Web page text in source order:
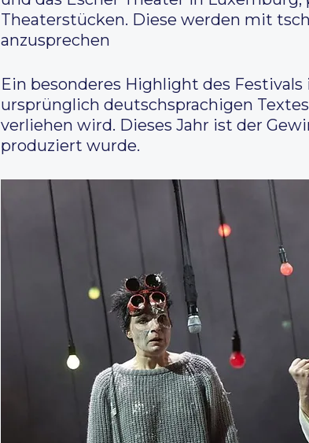
Theaterstücken. Diese werden mit
anzusprechen
Ein besonderes Highlight des
ursprünglich deutschsprachigen
verliehen wird. Dieses Jahr ist der
produziert wurde.